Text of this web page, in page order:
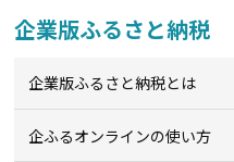
企業版ふるさと納税
企業版ふるさと納税とは
企ふるオンラインの使い方